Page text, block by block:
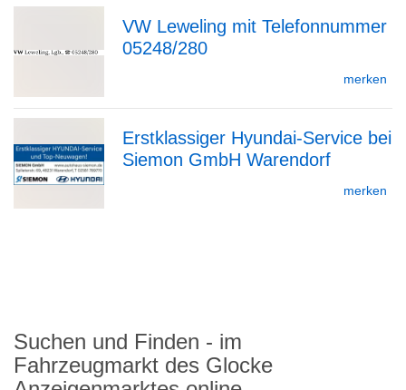
zur
Detailseite
VW Leweling mit Telefonnummer
05248/280
merken
zur
Erstklassiger Hyundai-Service bei
Siemon GmbH Warendorf
merken
oben
Suchen und Finden - im
Fahrzeugmarkt des Glocke